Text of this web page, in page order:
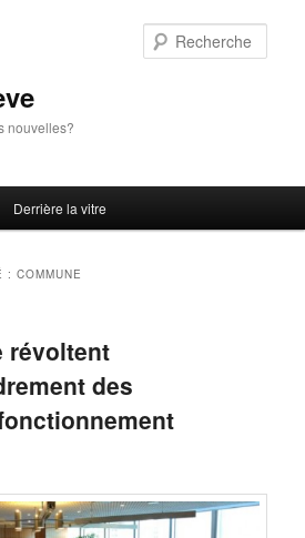
nouvelles?
Derrière la vitre
:COMMUNE
révoltent
des